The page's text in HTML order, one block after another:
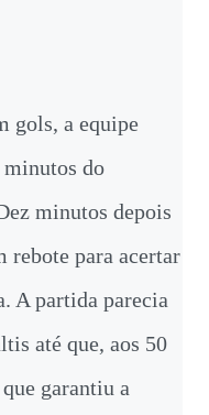
gols, a equipe
do
minutos depois
rebote para acertar
A partida parecia
até que, aos 50
garantiu a